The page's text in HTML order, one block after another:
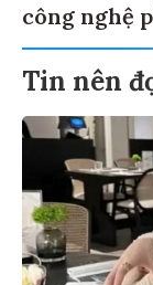
công nghệ
Tin nên